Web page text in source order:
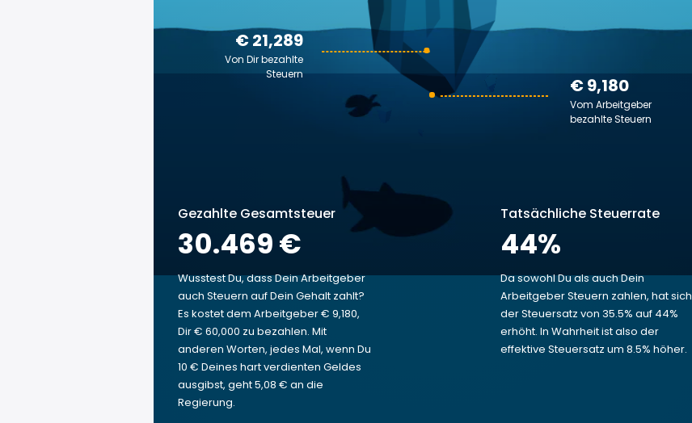
€ 9,180
Vom Arbeitgeber
bezahlte Steuern
€ 21,289
Von Dir bezahlte
Steuern
Gezahlte Gesamtsteuer
30.469 €
Wusstest Du, dass Dein Arbeitgeber
auch Steuern auf Dein Gehalt zahlt?
Es kostet dem Arbeitgeber € 9,180,
Dir € 60,000 zu bezahlen. Mit
anderen Worten, jedes Mal, wenn Du
10 € Deines hart verdienten Geldes
ausgibst, geht 5,08 € an die
Regierung.
Tatsächliche Steuerrate
44%
Da sowohl Du als auch Dein
Arbeitgeber Steuern zahlen, hat sich
der Steuersatz von 35.5% auf 44%
erhöht. In Wahrheit ist also der
effektive Steuersatz um 8.5% höher.